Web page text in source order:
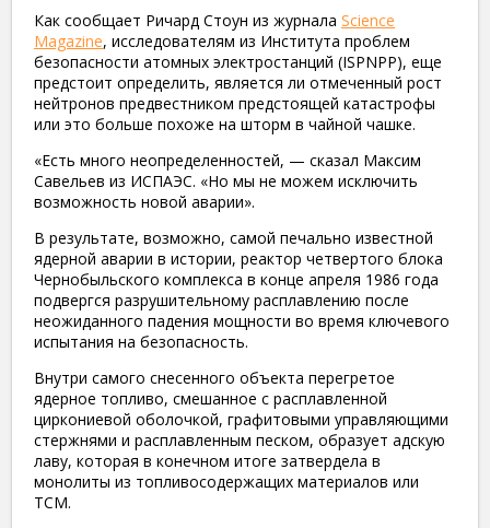
Как сообщает Ричард Стоун из журнала Science
Magazine, исследователям из Института проблем
безопасности атомных электростанций (ISPNPP), еще
предстоит определить, является ли отмеченный рост
нейтронов предвестником предстоящей катастрофы
или это больше похоже на шторм в чайной чашке.
«Есть много неопределенностей, — сказал Максим
Савельев из ИСПАЭС. «Но мы не можем исключить
возможность новой аварии».
В результате, возможно, самой печально известной
ядерной аварии в истории, реактор четвертого блока
Чернобыльского комплекса в конце апреля 1986 года
подвергся разрушительному расплавлению после
неожиданного падения мощности во время ключевого
испытания на безопасность.
Внутри самого снесенного объекта перегретое
ядерное топливо, смешанное с расплавленной
циркониевой оболочкой, графитовыми управляющими
стержнями и расплавленным песком, образует адскую
лаву, которая в конечном итоге затвердела в
монолиты из топливосодержащих материалов или
ТСМ.